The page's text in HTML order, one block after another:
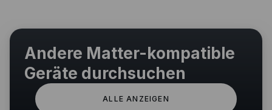
Andere Matter-kompatible
Geräte durchsuchen
ALLE ANZEIGEN